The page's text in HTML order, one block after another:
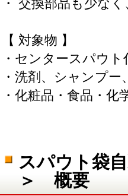
・ 交換部品も少な
【 対象物 】
・センタースパウ
・洗剤、シャンプ
・化粧品・食品・化
スパウト袋
＞ 概要